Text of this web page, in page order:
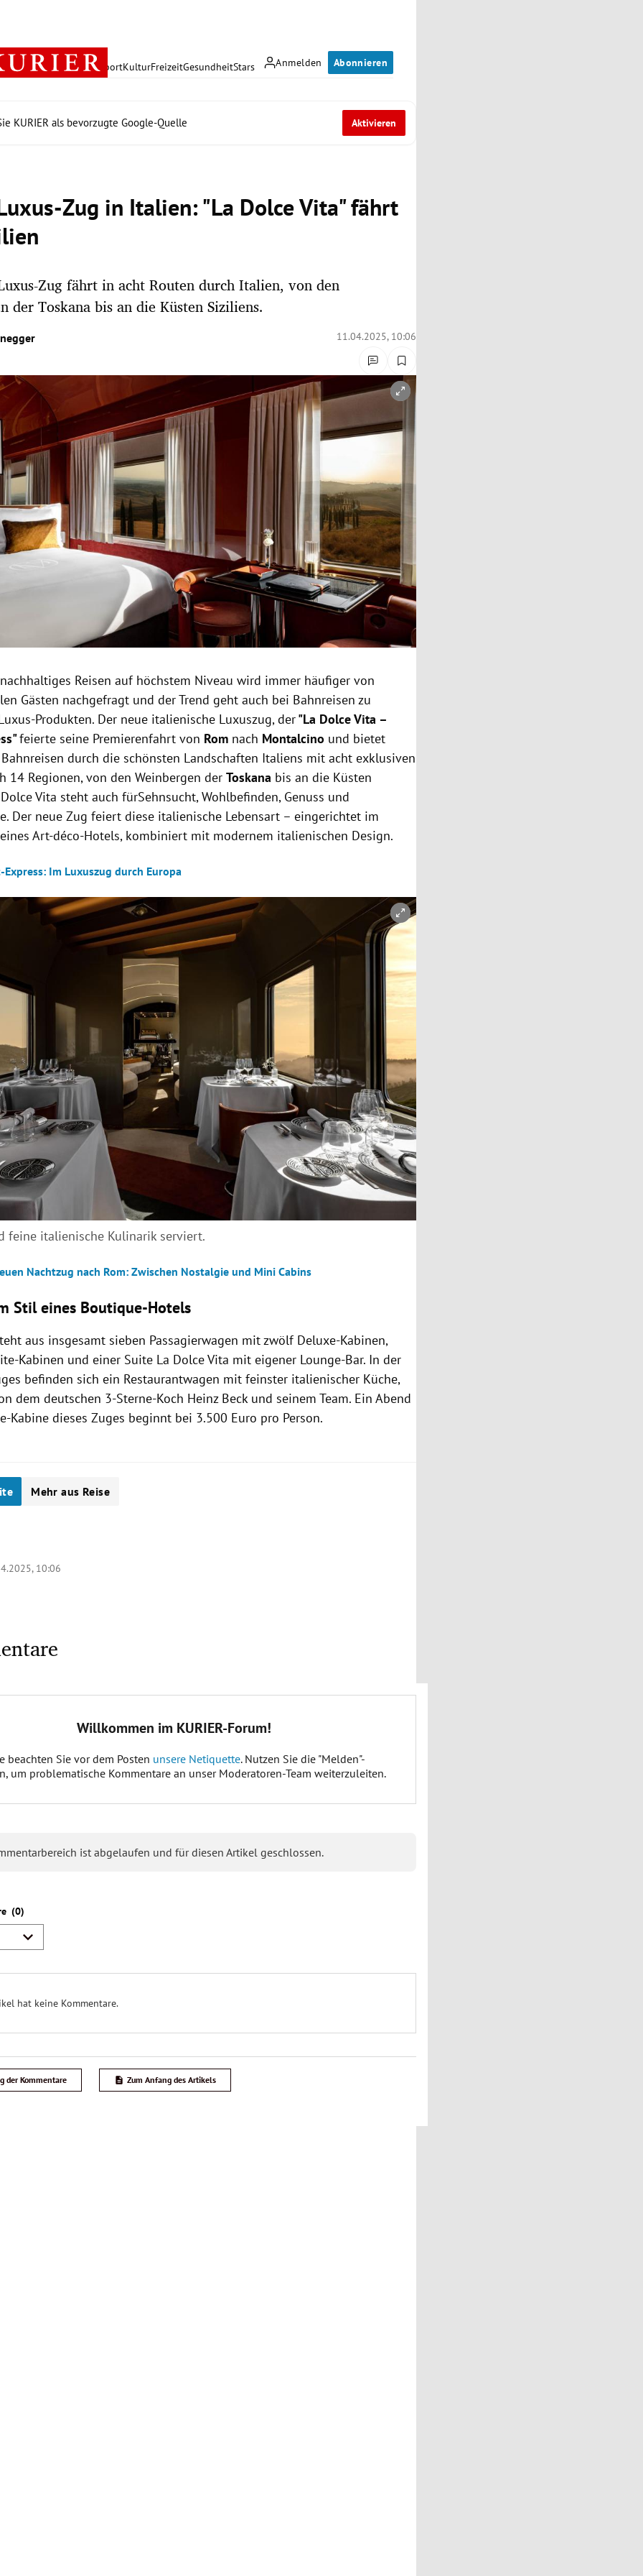
Anmelden Abonnieren
PolitikWirtschaft SportKulturFreizeitGesundheitStars
KURIER als bevorzugte Google-Quelle Aktivieren
Zug in Italien: "La Dolce Vita" fährt
Zug fährt in acht Routen durch Italien, von den
der Toskana bis an die Küsten Siziliens.
11.04.2025, 10:06
öffnen/schließen
Reisen auf höchstem Niveau wird immer häufiger von
Gästen nachgefragt und der Trend geht auch bei Bahnreisen zu
Produkten. Der neue italienische Luxuszug, der"La Dolce Vita –
feierte seine Premierenfahrt von Rom nach Montalcino und bietet
durch die schönsten Landschaften Italiens mit acht exklusiven
14 Regionen, von den Weinbergen derToskana bis an die Küsten
Vita steht auch fürSehnsucht, Wohlbefinden, Genuss und
Der neue Zug feiert diese italienische Lebensart – eingerichtet im
Art-déco-Hotels, kombiniert mit modernem italienischen Design.
Express: Im Luxuszug durch Europa
öffnen/schließen
feine italienische Kulinarik serviert.
Nachtzug nach Rom: Zwischen Nostalgie und Mini Cabins
Stil eines Boutique-Hotels
aus insgesamt sieben Passagierwagen mit zwölf Deluxe-Kabinen,
Kabinen und einer Suite La Dolce Vita mit eigener Lounge-Bar. In der
befinden sich ein Restaurantwagen mit feinster italienischer Küche,
dem deutschen 3-Sterne-Koch Heinz Beck und seinem Team. Ein Abend
Kabine dieses Zuges beginnt bei 3.500 Euro pro Person.
Mehr aus Reise
10:06